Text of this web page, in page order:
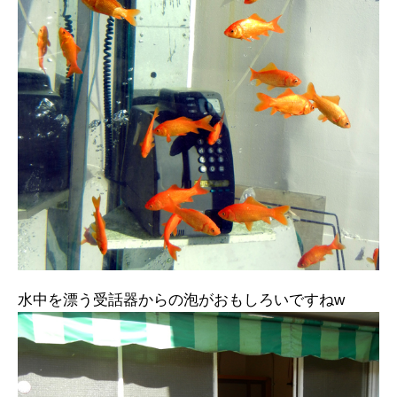
水中を漂う受話器からの泡がおもしろいですねw